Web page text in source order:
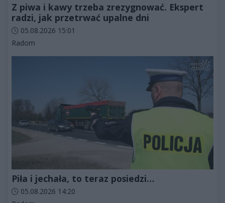
Z piwa i kawy trzeba zrezygnować. Ekspert
radzi, jak przetrwać upalne dni
Data dodania artykułu:
05.08.2026 15:01
Kategorie artykułu:
Radom
Piła i jechała, to teraz posiedzi…
Data dodania artykułu:
05.08.2026 14:20